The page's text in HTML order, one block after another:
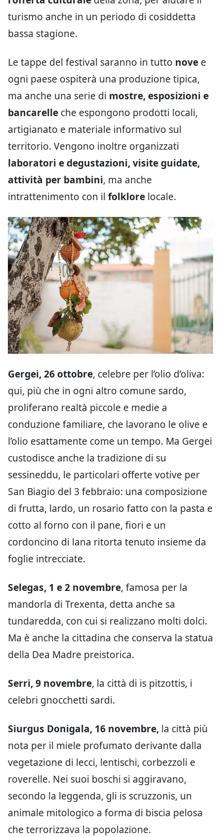
turismo anche in un periodo di cosiddetta
bassa stagione.
Le tappe del festival saranno in tutto nove e
ogni paese ospiterà una produzione tipica,
ma anche una serie di mostre, esposizioni e
bancarelle che espongono prodotti locali,
artigianato e materiale informativo sul
territorio. Vengono inoltre organizzati
laboratori e degustazioni, visite guidate,
attività per bambini, ma anche
intrattenimento con il folklore locale.
Gergei, 26 ottobre, celebre per l’olio d’oliva:
qui, più che in ogni altro comune sardo,
proliferano realtà piccole e medie a
conduzione familiare, che lavorano le olive e
l’olio esattamente come un tempo. Ma Gergei
custodisce anche la tradizione di su
sessineddu, le particolari offerte votive per
San Biagio del 3 febbraio: una composizione
di frutta, lardo, un rosario fatto con la pasta e
cotto al forno con il pane, fiori e un
cordoncino di lana ritorta tenuto insieme da
foglie intrecciate.
Selegas, 1 e 2 novembre, famosa per la
mandorla di Trexenta, detta anche sa
tundaredda, con cui si realizzano molti dolci.
Ma è anche la cittadina che conserva la statua
della Dea Madre preistorica.
Serri, 9 novembre, la città di is pitzottis, i
celebri gnocchetti sardi.
Siurgus Donigala, 16 novembre, la città più
nota per il miele profumato derivante dalla
vegetazione di lecci, lentischi, corbezzoli e
roverelle. Nei suoi boschi si aggiravano,
secondo la leggenda, gli is scruzzonis, un
animale mitologico a forma di biscia pelosa
che terrorizzava la popolazione.